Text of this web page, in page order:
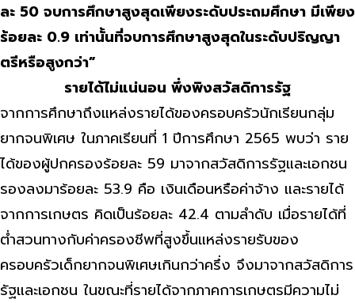
ละ 50 จบการศึกษาสูงสุดเพียงระดับประถมศึกษา มีเพียง
ร้อยละ 0.9 เท่านั้นที่จบการศึกษาสูงสุดในระดับปริญญา
ตรีหรือสูงกว่า”
รายได้ไม่แน่นอน พึ่งพิงสวัสดิการรัฐ
จากการศึกษาถึงแหล่งรายได้ของครอบครัวนักเรียนกลุ่ม
ยากจนพิเศษ ในภาคเรียนที่ 1 ปีการศึกษา 2565 พบว่า ราย
ได้ของผู้ปกครองร้อยละ 59 มาจากสวัสดิการรัฐและเอกชน
รองลงมาร้อยละ 53.9 คือ เงินเดือนหรือค่าจ้าง และรายได้
จากการเกษตร คิดเป็นร้อยละ 42.4 ตามลำดับ เมื่อรายได้ที่
ต่ำสวนทางกับค่าครองชีพที่สูงขึ้นแหล่งรายรับของ
ครอบครัวเด็กยากจนพิเศษเกินกว่าครึ่ง จึงมาจากสวัสดิการ
รัฐและเอกชน ในขณะที่รายได้จากภาคการเกษตรมีความไม่